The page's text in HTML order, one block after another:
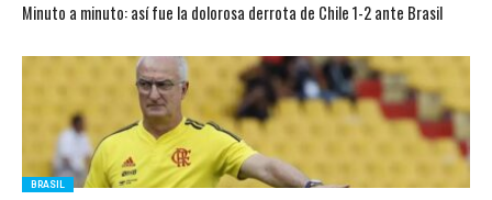
Minuto a minuto: así fue la dolorosa derrota de Chile 1-2 ante Brasil
BRASIL